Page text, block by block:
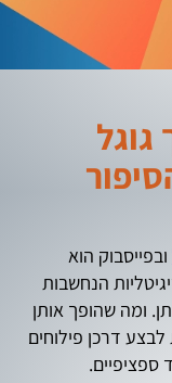
ובפייסבוק הוא
הנחשבות
ומה שהופך אותן
דרכן פילוחים
ספציפיים.